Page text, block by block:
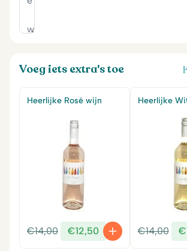
Voeg iets extra's toe
Heerlijke Rosé wijn
€14,00
Oorspronkelijke
prijs
€12,50
Huidige
prijs
Heerlijke
€14,00 €